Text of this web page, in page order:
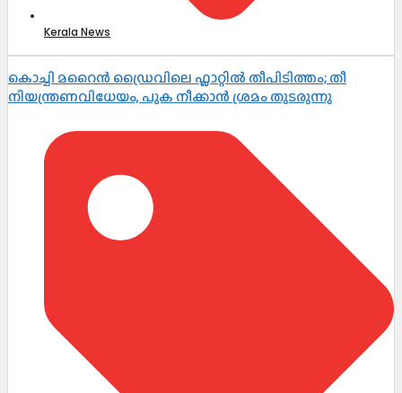
Kerala News
കൊച്ചി മറൈൻ ഡ്രൈവിലെ ഫ്ലാറ്റിൽ തീപിടിത്തം; തീ
നിയന്ത്രണവിധേയം, പുക നീക്കാൻ ശ്രമം തുടരുന്നു